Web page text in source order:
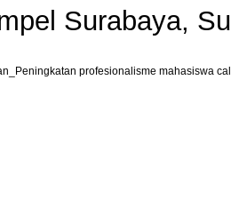
Surabaya,
profesionalisme mahasiswa